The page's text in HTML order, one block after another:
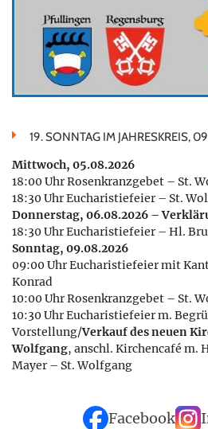
19. SONNTAG IM JAHRESKREIS,
Mittwoch, 05.08.2026
18:00 Uhr Rosenkranzgebet – St.
18:30 Uhr Eucharistiefeier – St.
Donnerstag, 06.08.2026 –
18:30 Uhr Eucharistiefeier – Hl.
Sonntag, 09.08.2026
09:00 Uhr Eucharistiefeier mit
Konrad
10:00 Uhr Rosenkranzgebet – St.
10:30 Uhr Eucharistiefeier m.
Vorstellung/Verkauf des neuen
Wolfgang, anschl. Kirchencafé m.
Mayer – St. Wolfgang
Facebook